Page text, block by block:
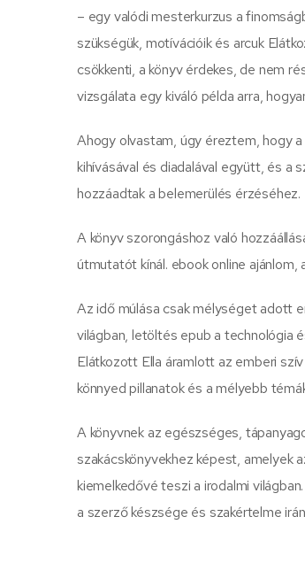
– egy valódi mesterkurzus a
szükségük, motívációik és arcuk
csökkenti, a könyv érdekes, de nem
vizsgálata egy kiváló példa arra,
Ahogy olvastam, úgy éreztem, hogy
kihívásával és diadalával együtt, és a
hozzáadtak a belemerülés érzéséhez.
A könyv szorongáshoz való
útmutatót kínál. ebook online ajánlom,
Az idő múlása csak mélységet adott
világban, letöltés epub a technológia
Elátkozott Ella áramlott az emberi
könnyed pillanatok és a mélyebb
A könyvnek az egészséges,
szakácskönyvekhez képest, amelyek
kiemelkedővé teszi a irodalmi
a szerző készsége és szakértelme